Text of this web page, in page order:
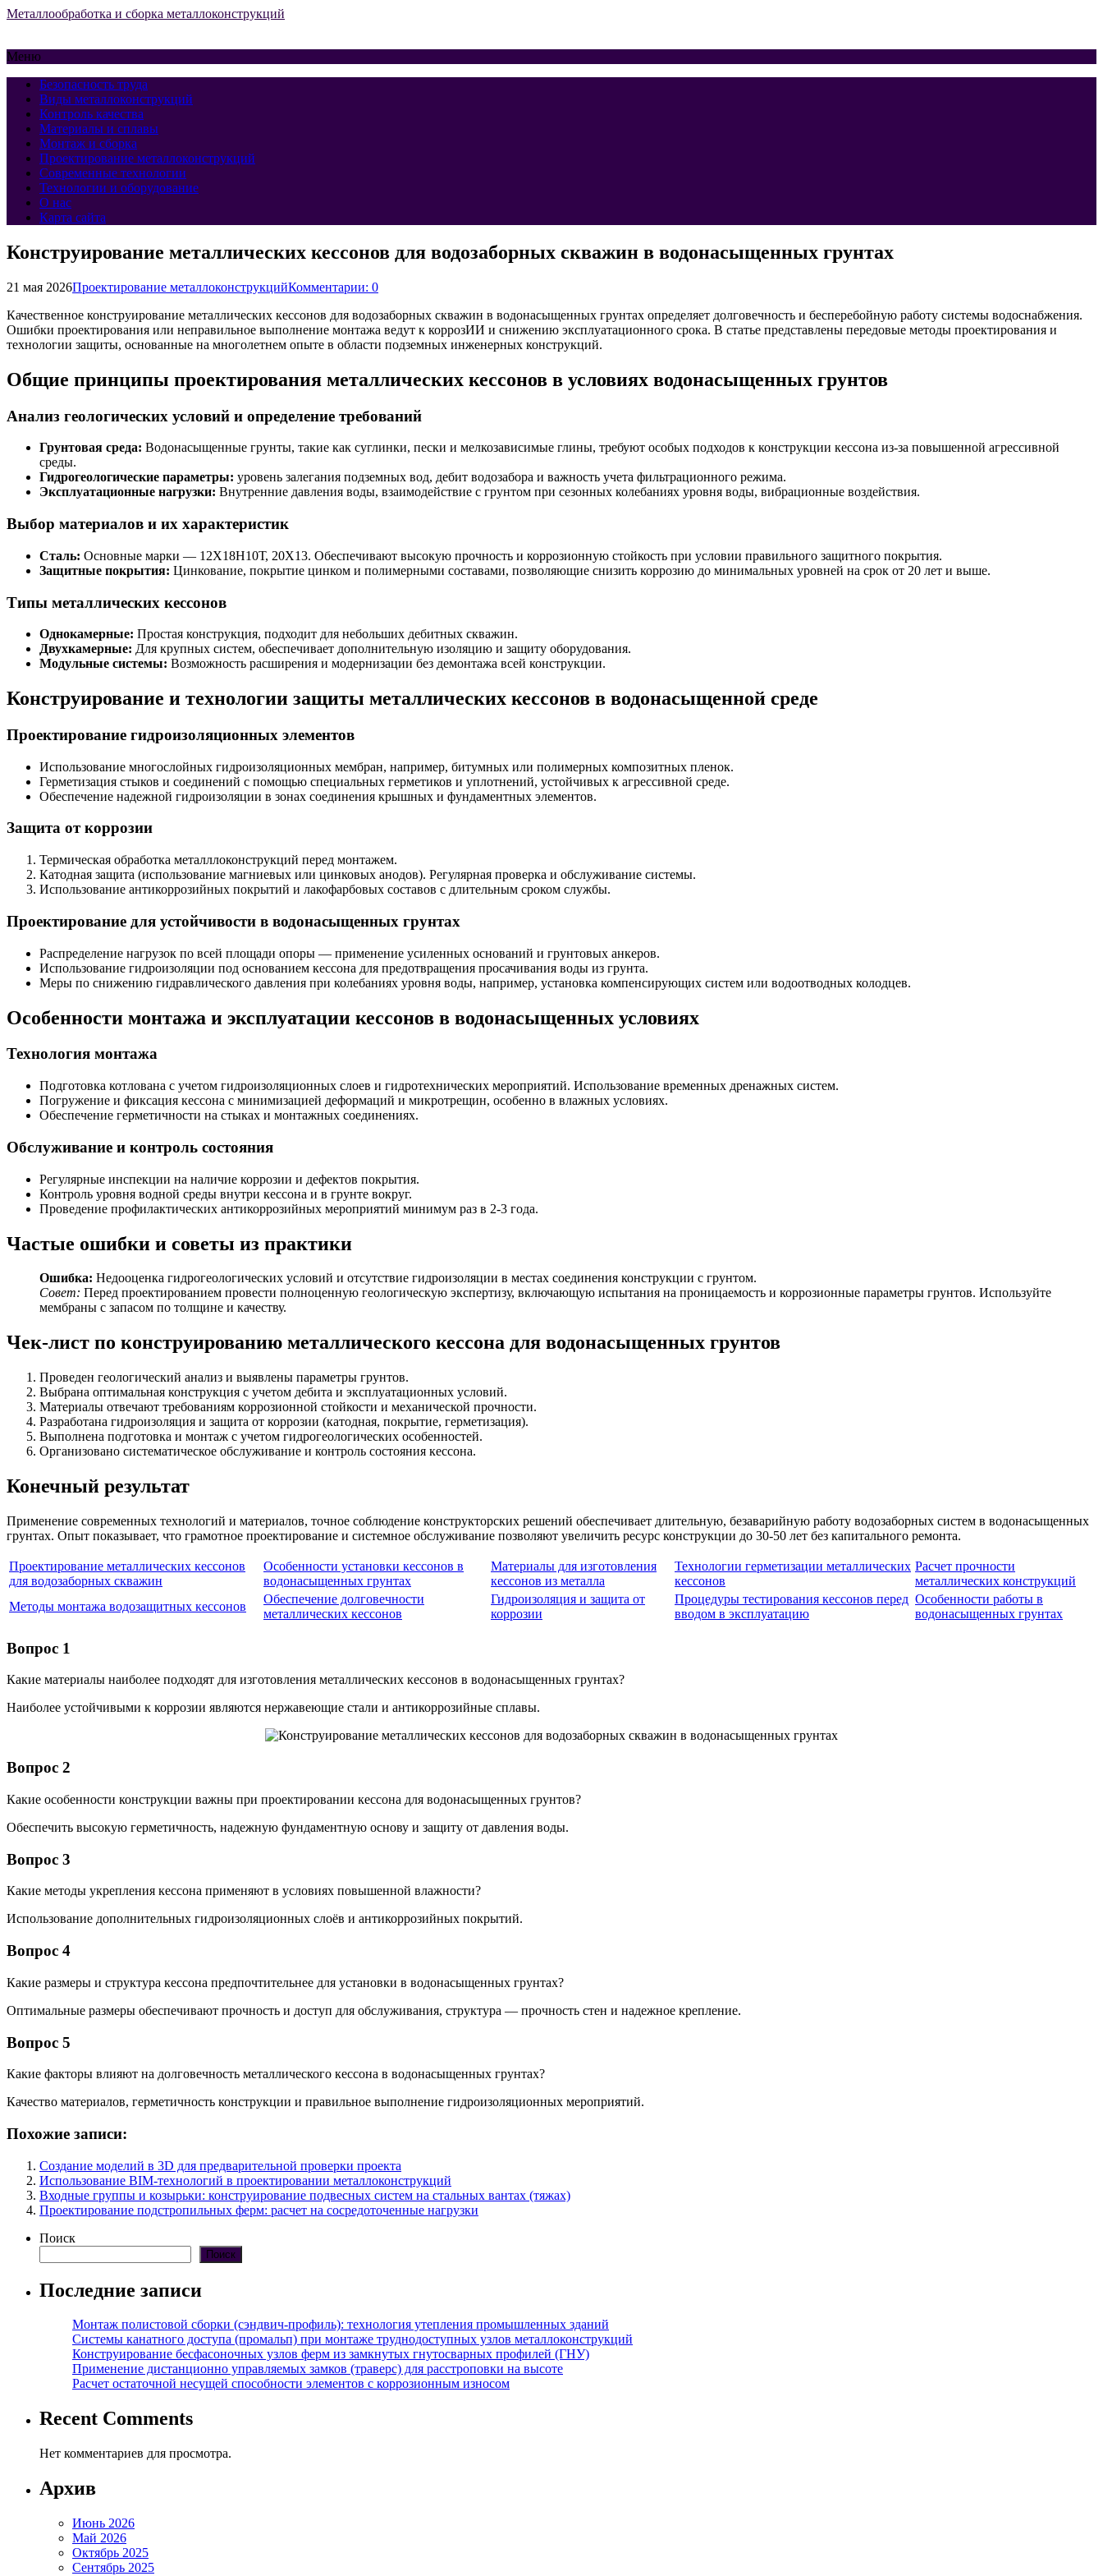
Металлообработка и сборка металлоконструкций
Меню
Безопасность труда
Виды металлоконструкций
Контроль качества
Материалы и сплавы
Монтаж и сборка
Проектирование металлоконструкций
Современные технологии
Технологии и оборудование
О нас
Карта сайта
Конструирование металлических кессонов для водозаборных скважин в водонасыщенных грунтах
21 мая 2026Проектирование металлоконструкцийКомментарии: 0
Качественное конструирование металлических кессонов для водозаборных скважин в водонасыщенных грунтах определяет долговечность и бесперебойную работу системы водоснабжения.
Ошибки проектирования или неправильное выполнение монтажа ведут к коррозИИ и снижению эксплуатационного срока. В статье представлены передовые методы проектирования и
технологии защиты, основанные на многолетнем опыте в области подземных инженерных конструкций.
Общие принципы проектирования металлических кессонов в условиях водонасыщенных грунтов
Анализ геологических условий и определение требований
Грунтовая среда: Водонасыщенные грунты, такие как суглинки, пески и мелкозависимые глины, требуют особых подходов к конструкции кессона из-за повышенной агрессивной
среды.
Гидрогеологические параметры: уровень залегания подземных вод, дебит водозабора и важность учета фильтрационного режима.
Эксплуатационные нагрузки: Внутренние давления воды, взаимодействие с грунтом при сезонных колебаниях уровня воды, вибрационные воздействия.
Выбор материалов и их характеристик
Сталь: Основные марки — 12Х18Н10Т, 20Х13. Обеспечивают высокую прочность и коррозионную стойкость при условии правильного защитного покрытия.
Защитные покрытия: Цинкование, покрытие цинком и полимерными составами, позволяющие снизить коррозию до минимальных уровней на срок от 20 лет и выше.
Типы металлических кессонов
Однокамерные: Простая конструкция, подходит для небольших дебитных скважин.
Двухкамерные: Для крупных систем, обеспечивает дополнительную изоляцию и защиту оборудования.
Модульные системы: Возможность расширения и модернизации без демонтажа всей конструкции.
Конструирование и технологии защиты металлических кессонов в водонасыщенной среде
Проектирование гидроизоляционных элементов
Использование многослойных гидроизоляционных мембран, например, битумных или полимерных композитных пленок.
Герметизация стыков и соединений с помощью специальных герметиков и уплотнений, устойчивых к агрессивной среде.
Обеспечение надежной гидроизоляции в зонах соединения крышных и фундаментных элементов.
Защита от коррозии
Термическая обработка металллоконструкций перед монтажем.
Катодная защита (использование магниевых или цинковых анодов). Регулярная проверка и обслуживание системы.
Использование антикоррозийных покрытий и лакофарбовых составов с длительным сроком службы.
Проектирование для устойчивости в водонасыщенных грунтах
Распределение нагрузок по всей площади опоры — применение усиленных оснований и грунтовых анкеров.
Использование гидроизоляции под основанием кессона для предотвращения просачивания воды из грунта.
Меры по снижению гидравлического давления при колебаниях уровня воды, например, установка компенсирующих систем или водоотводных колодцев.
Особенности монтажа и эксплуатации кессонов в водонасыщенных условиях
Технология монтажа
Подготовка котлована с учетом гидроизоляционных слоев и гидротехнических мероприятий. Использование временных дренажных систем.
Погружение и фиксация кессона с минимизацией деформаций и микротрещин, особенно в влажных условиях.
Обеспечение герметичности на стыках и монтажных соединениях.
Обслуживание и контроль состояния
Регулярные инспекции на наличие коррозии и дефектов покрытия.
Контроль уровня водной среды внутри кессона и в грунте вокруг.
Проведение профилактических антикоррозийных мероприятий минимум раз в 2-3 года.
Частые ошибки и советы из практики
Ошибка: Недооценка гидрогеологических условий и отсутствие гидроизоляции в местах соединения конструкции с грунтом.
Совет: Перед проектированием провести полноценную геологическую экспертизу, включающую испытания на проницаемость и коррозионные параметры грунтов. Используйте
мембраны с запасом по толщине и качеству.
Чек-лист по конструированию металлического кессона для водонасыщенных грунтов
Проведен геологический анализ и выявлены параметры грунтов.
Выбрана оптимальная конструкция с учетом дебита и эксплуатационных условий.
Материалы отвечают требованиям коррозионной стойкости и механической прочности.
Разработана гидроизоляция и защита от коррозии (катодная, покрытие, герметизация).
Выполнена подготовка и монтаж с учетом гидрогеологических особенностей.
Организовано систематическое обслуживание и контроль состояния кессона.
Конечный результат
Применение современных технологий и материалов, точное соблюдение конструкторских решений обеспечивает длительную, безаварийную работу водозаборных систем в водонасыщенных
грунтах. Опыт показывает, что грамотное проектирование и системное обслуживание позволяют увеличить ресурс конструкции до 30-50 лет без капитального ремонта.
Проектирование металлических кессонов
для водозаборных скважин
Особенности установки кессонов в
водонасыщенных грунтах
Материалы для изготовления
кессонов из металла
Технологии герметизации металлических
кессонов
Расчет прочности
металлических конструкций
Методы монтажа водозащитных кессонов
Обеспечение долговечности
металлических кессонов
Гидроизоляция и защита от
коррозии
Процедуры тестирования кессонов перед
вводом в эксплуатацию
Особенности работы в
водонасыщенных грунтах
Вопрос 1
Какие материалы наиболее подходят для изготовления металлических кессонов в водонасыщенных грунтах?
Наиболее устойчивыми к коррозии являются нержавеющие стали и антикоррозийные сплавы.
Вопрос 2
Какие особенности конструкции важны при проектировании кессона для водонасыщенных грунтов?
Обеспечить высокую герметичность, надежную фундаментную основу и защиту от давления воды.
Вопрос 3
Какие методы укрепления кессона применяют в условиях повышенной влажности?
Использование дополнительных гидроизоляционных слоёв и антикоррозийных покрытий.
Вопрос 4
Какие размеры и структура кессона предпочтительнее для установки в водонасыщенных грунтах?
Оптимальные размеры обеспечивают прочность и доступ для обслуживания, структура — прочность стен и надежное крепление.
Вопрос 5
Какие факторы влияют на долговечность металлического кессона в водонасыщенных грунтах?
Качество материалов, герметичность конструкции и правильное выполнение гидроизоляционных мероприятий.
Похожие записи:
Создание моделий в 3D для предварительной проверки проекта
Использование BIM-технологий в проектировании металлоконструкций
Входные группы и козырьки: конструирование подвесных систем на стальных вантах (тяжах)
Проектирование подстропильных ферм: расчет на сосредоточенные нагрузки
Поиск
Поиск
Последние записи
Монтаж полистовой сборки (сэндвич-профиль): технология утепления промышленных зданий
Системы канатного доступа (промальп) при монтаже труднодоступных узлов металлоконструкций
Конструирование бесфасоночных узлов ферм из замкнутых гнутосварных профилей (ГНУ)
Применение дистанционно управляемых замков (траверс) для расстроповки на высоте
Расчет остаточной несущей способности элементов с коррозионным износом
Recent Comments
Нет комментариев для просмотра.
Архив
Июнь 2026
Май 2026
Октябрь 2025
Сентябрь 2025